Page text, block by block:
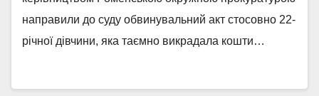
направили до суду обвинувальний акт стосовно 22-
річної дівчини, яка таємно викрадала кошти…